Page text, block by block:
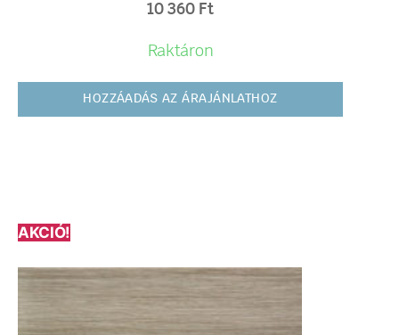
10 360 Ft
Raktáron
HOZZÁADÁS AZ ÁRAJÁNLATHOZ
AKCIÓ!